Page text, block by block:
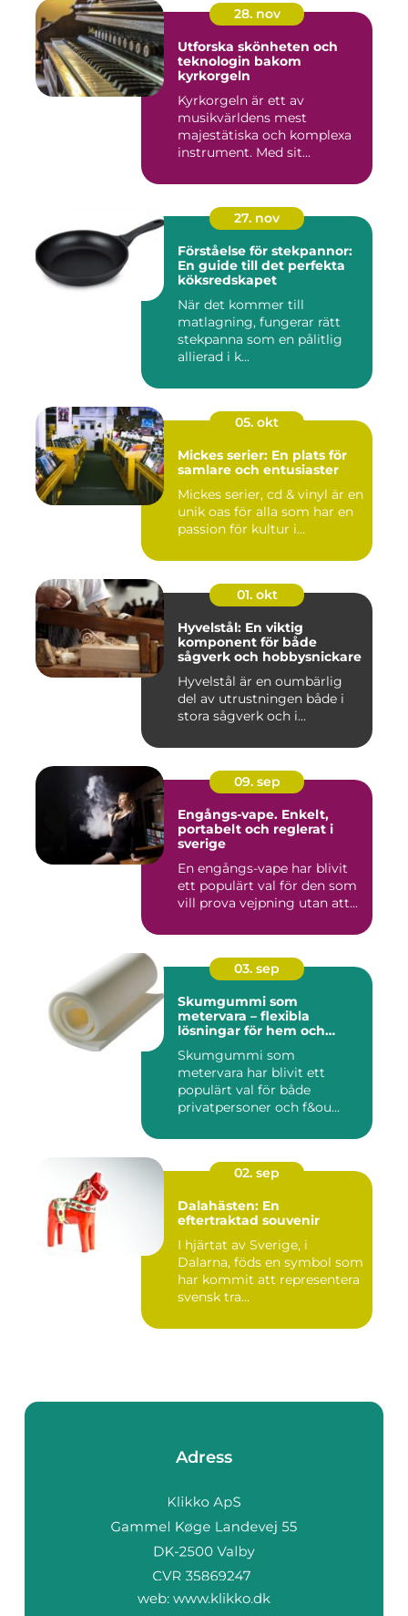
28. nov
Utforska skönheten och
teknologin bakom
kyrkorgeln
Kyrkorgeln är ett av
musikvärldens mest
majestätiska och komplexa
instrument. Med sit...
27. nov
Förståelse för stekpannor:
En guide till det perfekta
köksredskapet
När det kommer till
matlagning, fungerar rätt
stekpanna som en pålitlig
allierad i k...
05. okt
Mickes serier: En plats för
samlare och entusiaster
Mickes serier, cd & vinyl är en
unik oas för alla som har en
passion för kultur i...
01. okt
Hyvelstål: En viktig
komponent för både
sågverk och hobbysnickare
Hyvelstål är en oumbärlig
del av utrustningen både i
stora sågverk och i...
09. sep
Engångs-vape. Enkelt,
portabelt och reglerat i
sverige
En engångs-vape har blivit
ett populärt val för den som
vill prova vejpning utan att...
03. sep
Skumgummi som
metervara – flexibla
lösningar för hem och
Skumgummi som
metervara har blivit ett
populärt val för både
privatpersoner och f&ou...
02. sep
Dalahästen: En
eftertraktad souvenir
I hjärtat av Sverige, i
Dalarna, föds en symbol som
har kommit att representera
svensk tra...
Adress
web: www.klikko.dk